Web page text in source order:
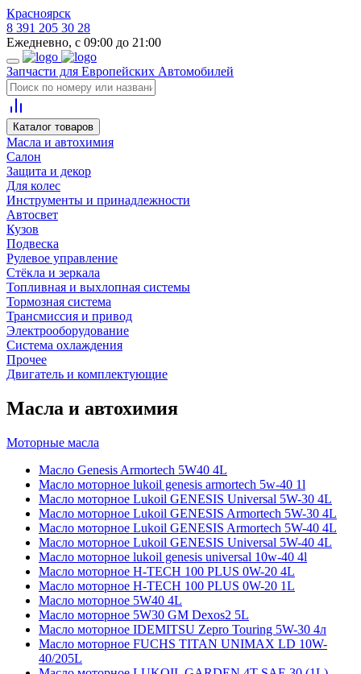
Красноярск
8 391 205 30 28
Ежедневно, с 09:00 до 21:00
Запчасти для Европейских Автомобилей
Каталог товаров
Масла и автохимия
Салон
Защита и декор
Для колес
Инструменты и принадлежности
Автосвет
Кузов
Подвеска
Рулевое управление
Стёкла и зеркала
Топливная и выхлопная системы
Тормозная система
Трансмиссия и привод
Электрооборудование
Система охлаждения
Прочее
Двигатель и комплектующие
Масла и автохимия
Моторные масла
Масло Genesis Armortech 5W40 4L
Масло моторное lukoil genesis armortech 5w-40 1l
Масло моторное Lukoil GENESIS Universal 5W-30 4L
Масло моторное Lukoil GENESIS Armortech 5W-30 4L
Масло моторное Lukoil GENESIS Armortech 5W-40 4L
Масло моторное Lukoil GENESIS Universal 5W-40 4L
Масло моторное lukoil genesis universal 10w-40 4l
Масло моторное H-TECH 100 PLUS 0W-20 4L
Масло моторное H-TECH 100 PLUS 0W-20 1L
Масло моторное 5W40 4L
Масло моторное 5W30 GM Dexos2 5L
Масло моторное IDEMITSU Zepro Touring 5W-30 4л
Масло моторное FUCHS TITAN UNIMAX LD 10W-
40/205L